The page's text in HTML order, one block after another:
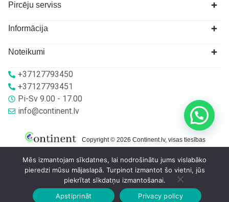
Pircēju serviss
Informācija
Noteikumi
+37127793450
+37127793451
Pi-Sv 9.00 - 17.00
info@continent.lv
Copyright © 2026 Continent.lv, visas tiesības
Sākumlapa Veikalā Grozs
Mēs izmantojam sīkdatnes, lai nodrošinātu jums vislabāko
pieredzi mūsu mājaslapā. Turpinot izmantot šo vietni, jūs
piekrītat sīkdatņu izmantošanai.
Apstiprināt
Privacy policy